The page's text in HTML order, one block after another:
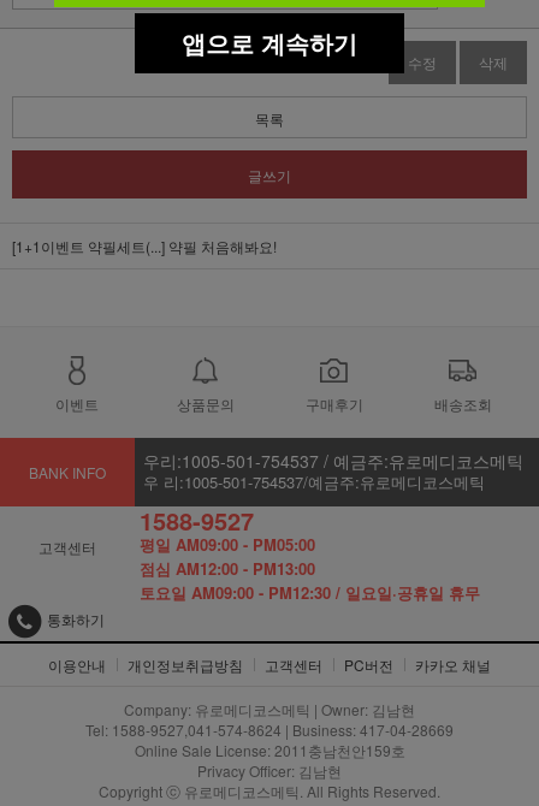
수정 삭제
목록
글쓰기
[1+1이벤트 약필세트(...] 약필 처음해봐요!
이벤트 상품문의 구매후기 배송조회
BANK INFO 우리:1005-501-754537 / 예금주:유로메디코스메틱
우 리:1005-501-754537/예금주:유로메디코스메틱
고객센터
1588-9527
평일 AM09:00 - PM05:00
점심 AM12:00 - PM13:00
토요일 AM09:00 - PM12:30 / 일요일·공휴일 휴무
통화하기
이용안내 개인정보취급방침 고객센터 PC버전 카카오 채널
Company: 유로메디코스메틱 | Owner: 김남현
Tel: 1588-9527,041-574-8624 | Business: 417-04-28669
Online Sale License: 2011충남천안159호
Privacy Officer: 김남현
Copyright ⓒ 유로메디코스메틱. All Rights Reserved.
앱으로 계속하기